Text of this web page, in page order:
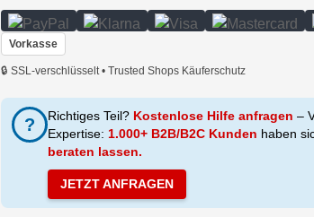
Vorkasse
🔒 SSL-verschlüsselt • Trusted Shops Käuferschutz
? Richtiges Teil? Kostenlose Hilfe anfragen –
Expertise: 1.000+ B2B/B2C Kunden haben
beraten lassen.
JETZT ANFRAGEN